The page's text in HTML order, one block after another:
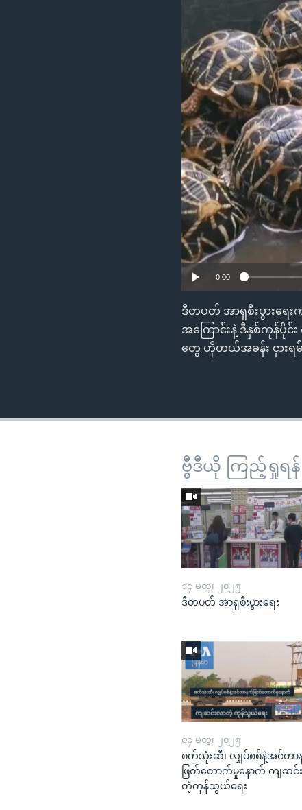
0:00
ဒီတပတ် အာရှစီးပွားရေး
အကြောင်းနဲ့ ဒီနှစ်ကုန်ပိုင်
တွေ ဟိုတယ်အခန်း ငှားရမ်
ဗွီဒီယို ကြည့်ရှုရန်
၁၄ မတ္၊ ၂၀၂၅
ဒီတပတ် အာရှစီးပွားရေး
၀၄ မတ္၊ ၂၀၂၅
စက်သုံးဆီ၊ လျှပ်စစ်နဲ့အင်တာ
ဖြတ်တောက်မှုနောက် ကျဆင်
တဲ့ကုန်သွယ်ရေး​​​​​​​